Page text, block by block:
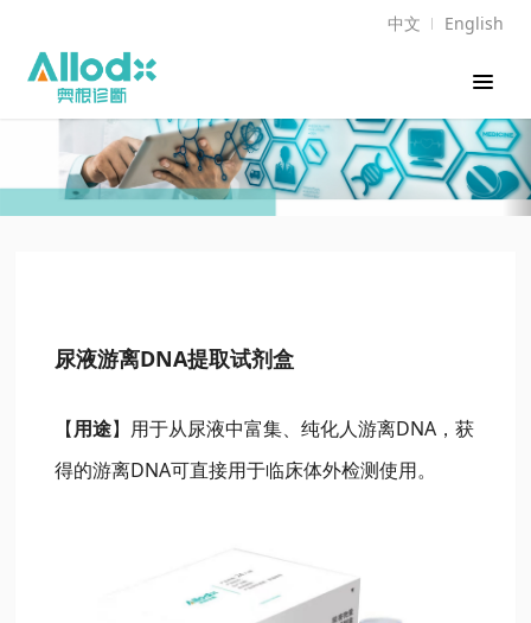
中文 English
尿液游离DNA提取试剂盒
【用途】 用于从尿液中富集、纯化人游离DNA，获
得的游离DNA可直接用于临床体外检测使用。